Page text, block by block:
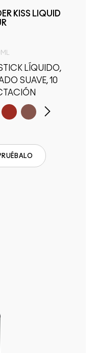
KISS LIQUID
SUAVE, 10